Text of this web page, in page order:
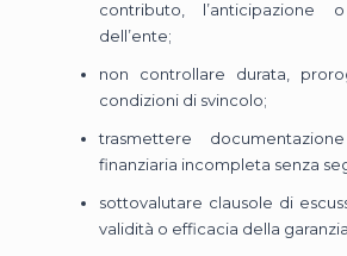
contributo, l’anticipazione
dell’ente;
non controllare durata,
condizioni di svincolo;
trasmettere
finanziaria incompleta senza
sottovalutare clausole di
validità o efficacia della